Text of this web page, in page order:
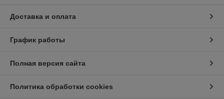
Доставка и оплата
График работы
Полная версия сайта
Политика обработки cookies